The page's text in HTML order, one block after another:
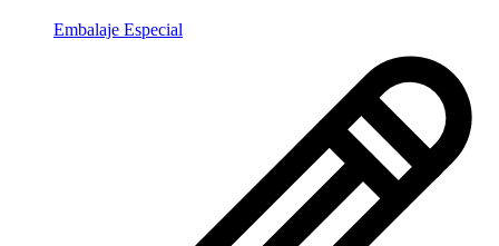
Embalaje Especial